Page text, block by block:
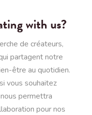
with us?
de créateurs,
partagent notre
être au quotidien.
vous souhaitez
permettra
pour nos